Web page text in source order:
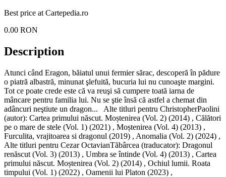
Best price at Cartepedia.ro
0.00 RON
Description
Atunci când Eragon, băiatul unui fermier sărac, descoperă în pădure
o piatră albastră, minunat şlefuită, bucuria lui nu cunoaşte margini.
Tot ce poate crede este că va reuşi să cumpere toată iarna de
mâncare pentru familia lui. Nu se ştie însă că astfel a chemat din
adâncuri neştiute un dragon... Alte titluri pentru ChristopherPaolini
(autor): Cartea primului născut. Moștenirea (Vol. 2) (2014) , Călători
pe o mare de stele (Vol. 1) (2021) , Moștenirea (Vol. 4) (2013) ,
Furculita, vrajitoarea si dragonul (2019) , Anomalia (Vol. 2) (2024) ,
Alte titluri pentru Cezar OctavianTăbârcea (traducator): Dragonul
renăscut (Vol. 3) (2013) , Umbra se întinde (Vol. 4) (2013) , Cartea
primului născut. Moștenirea (Vol. 2) (2014) , Ochiul lumii. Roata
timpului (Vol. 1) (2022) , Oamenii lui Platon (2023) ,